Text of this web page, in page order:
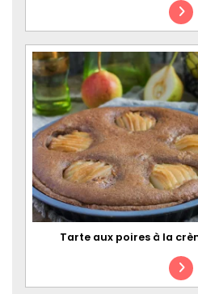
Tarte aux poires à la